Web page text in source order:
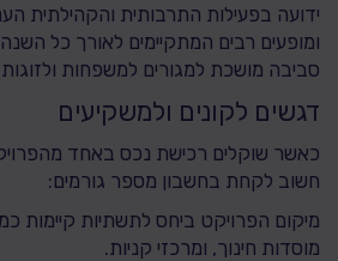
ידועה בפעילות התרבותית והקהילתית
ומופעים רבים המתקיימים לאורך כל
סביבה מושכת למגורים למשפחות ולזוגות
דגשים לקונים ולמשקיעים
כאשר שוקלים רכישת נכס באחד
חשוב לקחת בחשבון מספר גורמים:
מיקום הפרויקט ביחס לתשתיות קיימות
מוסדות חינוך, ומרכזי קניות.